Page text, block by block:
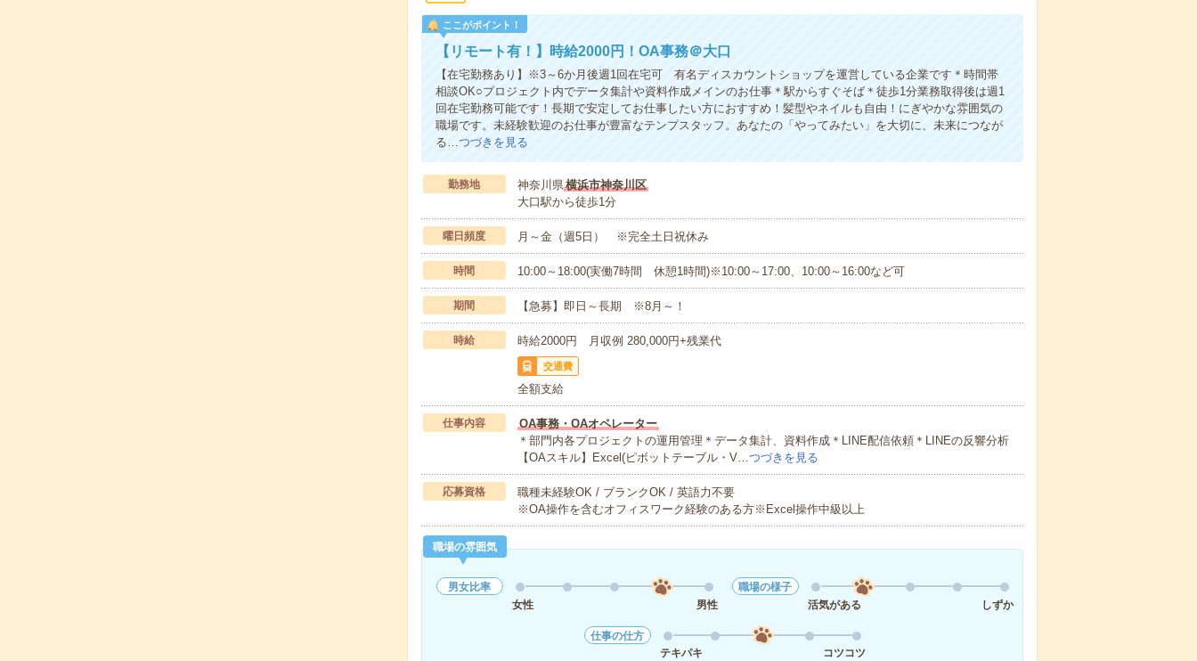
ここがポイント！
【リモート有！】時給2000円！OA事務＠大口
【在宅勤務あり】※3～6か月後週1回在宅可 有名ディスカウントショップを運営している企業です＊時間帯
相談OK○プロジェクト内でデータ集計や資料作成メインのお仕事＊駅からすぐそば＊徒歩1分業務取得後は週1
回在宅勤務可能です！長期で安定してお仕事したい方におすすめ！髪型やネイルも自由！にぎやかな雰囲気の
職場です。未経験歓迎のお仕事が豊富なテンプスタッフ。あなたの「やってみたい」を大切に、未来につなが
る…つづきを見る
勤務地 神奈川県横浜市神奈川区
大口駅から徒歩1分
曜日頻度 月～金（週5日） ※完全土日祝休み
時間 10:00～18:00(実働7時間 休憩1時間)※10:00～17:00、10:00～16:00など可
期間 【急募】即日～長期 ※8月～！
時給 時給2000円 月収例 280,000円+残業代
交通費
全額支給
仕事内容
OA事務・OAオペレーター
＊部門内各プロジェクトの運用管理＊データ集計、資料作成＊LINE配信依頼＊LINEの反響分析
【OAスキル】Excel(ピボットテーブル・V…つづきを見る
応募資格
職種未経験OK / ブランクOK / 英語力不要
※OA操作を含むオフィスワーク経験のある方※Excel操作中級以上
職場の雰囲気
男女比率
女性
男性
職場の様子
活気がある
しずか
仕事の仕方
テキパキ
コツコツ